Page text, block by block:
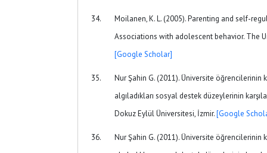
Moilanen, K. L. (2005). Parenting and self-
Associations with adolescent behavior. The
[Google Scholar]
Nur Şahin G. (2011). Üniversite öğrencilerinin
algıladıkları sosyal destek düzeylerinin
Dokuz Eylül Üniversitesi, İzmir.[Google
Nur Şahin G. (2011). Üniversite